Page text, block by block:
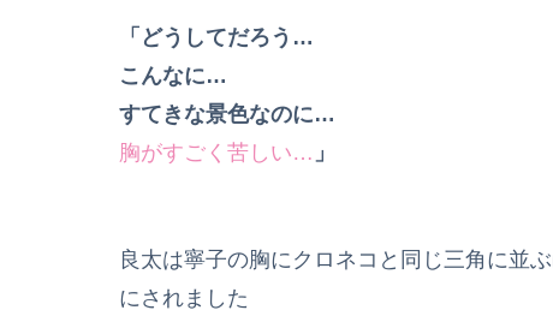
「どうしてだろう…
こんなに…
すてきな景色なのに…
胸がすごく苦しい… 」
良太は寧子の胸にクロネコと同じ三角に並
にされました